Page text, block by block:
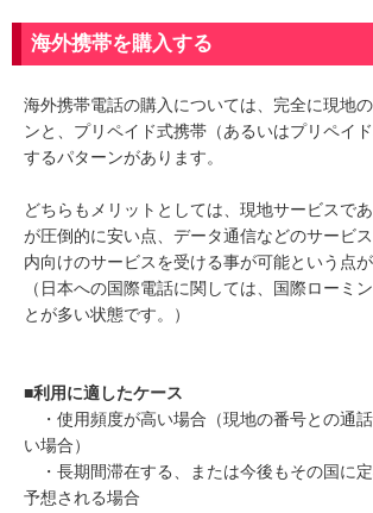
海外携帯を購入する
海外携帯電話の購入については、完全に現地
ンと、プリペイド式携帯（あるいはプリペイ
するパターンがあります。
どちらもメリットとしては、現地サービスで
が圧倒的に安い点、データ通信などのサービ
内向けのサービスを受ける事が可能という点が
（日本への国際電話に関しては、国際ローミ
とが多い状態です。）
■利用に適したケース
・使用頻度が高い場合（現地の番号との通
い場合）
・長期間滞在する、または今後もその国に
予想される場合